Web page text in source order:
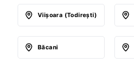
Viişoara (Todireşti)
Băcani